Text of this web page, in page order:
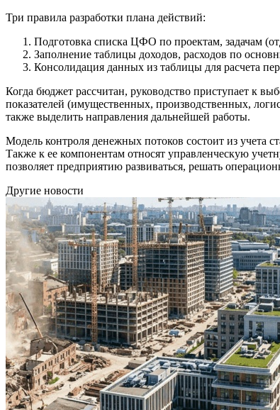
Три правила разработки плана действий:
Подготовка списка ЦФО по проектам, задачам
Заполнение таблицы доходов, расходов по
Консолидация данных из таблицы для расчета
Когда бюджет рассчитан, руководство приступает к
показателей (имущественных, производственных,
также выделить направления дальнейшей работы.
Модель контроля денежных потоков состоит из учета
Также к ее компонентам относят управленческую
позволяет предприятию развиваться, решать
Другие новости